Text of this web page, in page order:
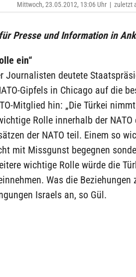
Mittwoch, 23.05.2012, 13:06 Uhr | zuletzt
Presse und Information in
ein“
Journalisten deutete
Gipfels in Chicago auf die
Mitglied hin: „Die Türkei
Rolle innerhalb der NATO
der NATO teil. Einem so
mit Missgunst begegnen
wichtige Rolle würde die
Was die Beziehungen
Israels an, so Gül.